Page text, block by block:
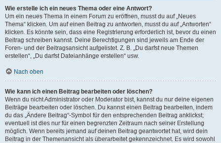
Wie erstelle ich ein neues Thema oder eine Antwort?
Um ein neues Thema in einem Forum zu eröffnen, musst du auf „Neues
Thema“ klicken. Um auf einen Beitrag zu antworten, musst du auf „Antworten“
klicken. Es könnte sein, dass eine Registrierung erforderlich ist, bevor du einen
Beitrag schreiben kannst. Deine Berechtigungen sind jeweils am Ende der
Foren- und der Beitragsansicht aufgelistet. Z. B. „Du darfst neue Themen
erstellen“, „Du darfst Dateianhänge erstellen“ usw.
Nach oben
Wie kann ich einen Beitrag bearbeiten oder löschen?
Wenn du nicht Administrator oder Moderator bist, kannst du nur deine eigenen
Beiträge bearbeiten oder löschen. Du kannst einen Beitrag bearbeiten, indem
du das „Ändere Beitrag“-Symbol für den entsprechenden Beitrag anklickst;
eventuell ist dies nur für einen begrenzten Zeitraum nach seiner Erstellung
möglich. Wenn bereits jemand auf deinen Beitrag geantwortet hat, wird dein
Beitrag in der Themenansicht als überarbeitet gekennzeichnet. Es wird sowohl